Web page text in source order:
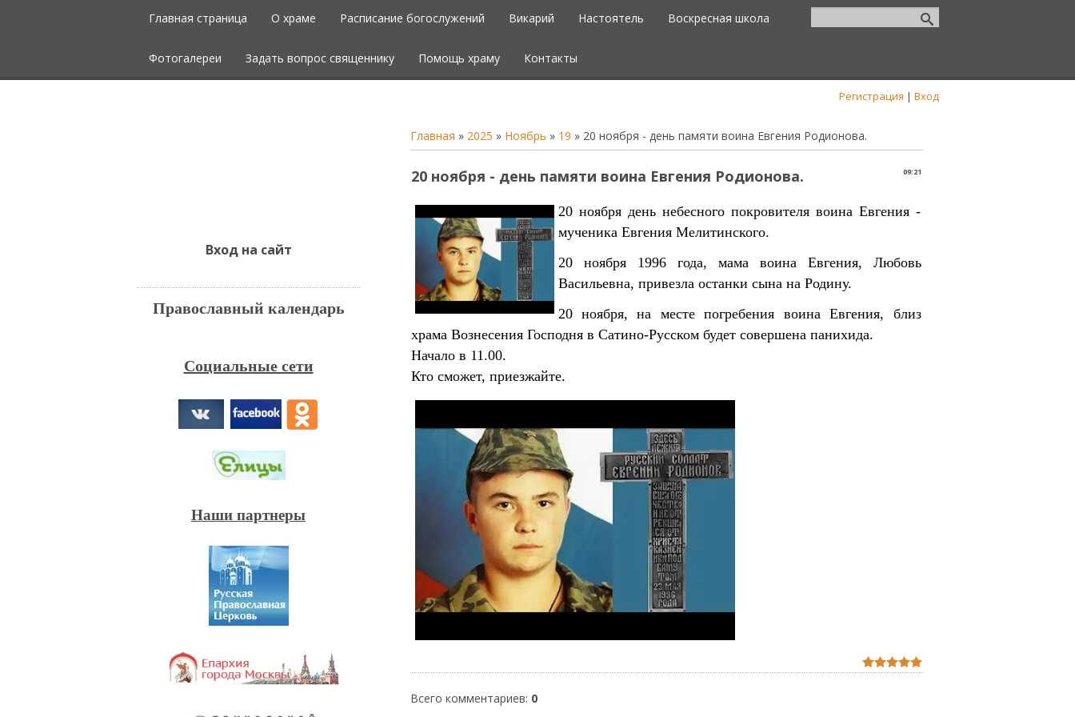
Главная страница О храме Расписание богослужений Викарий Настоятель Воскресная школа
Фотогалереи Задать вопрос священнику Помощь храму Контакты
Регистрация | Вход
Главная » 2025 » Ноябрь » 19 » 20 ноября - день памяти воина Евгения Родионова.
09:21
20 ноября - день памяти воина Евгения Родионова.
20 ноября день небесного покровителя воина Евгения -
мученика Евгения Мелитинского.
20 ноября 1996 года, мама воина Евгения, Любовь
Васильевна, привезла останки сына на Родину.
20 ноября, на месте погребения воина Евгения, близ
храма Вознесения Господня в Сатино-Русском будет совершена панихида.
Начало в 11.00.
Кто сможет, приезжайте.
Всего комментариев: 0
Вход на сайт
Православный календарь
Социальные сети
Наши партнеры